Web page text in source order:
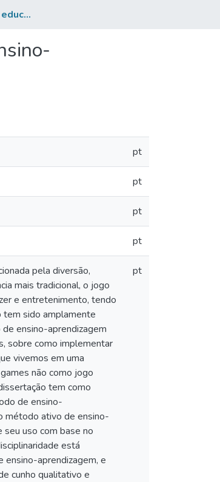
Jogo, tecnologia e educação: a gamificação como método de ensino-aprendizagem na educação superior
pt
pt
pt
pt
pela diversão,
mais tradicional, o jogo
e entretenimento, tendo
tem sido amplamente
ensino-aprendizagem
sobre como implementar
vivemos em uma
não como jogo
tem como
de ensino-
método ativo de ensino-
seu uso com base no
está
aprendizagem, e
cunho qualitativo e
pt